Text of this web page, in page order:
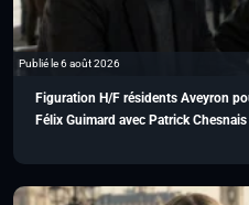
Publié le 6 août 2026
Figuration H/F résidents Aveyron
Félix Guimard avec Patrick